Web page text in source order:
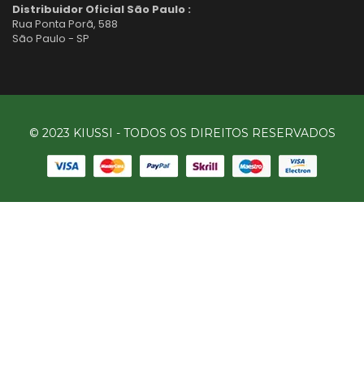
Distribuidor Oficial São Paulo :
Rua Ponta Porã, 588
São Paulo - SP
© 2023 KIUSSI - TODOS OS DIREITOS RESERVADOS